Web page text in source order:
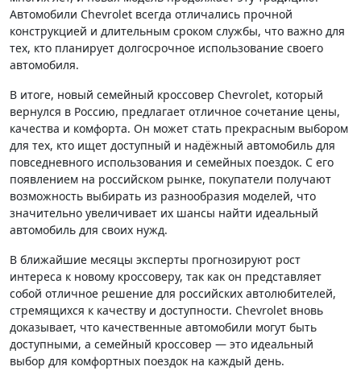
Автомобили Chevrolet всегда отличались прочной
конструкцией и длительным сроком службы, что важно для
тех, кто планирует долгосрочное использование своего
автомобиля.
В итоге, новый семейный кроссовер Chevrolet, который
вернулся в Россию, предлагает отличное сочетание цены,
качества и комфорта. Он может стать прекрасным выбором
для тех, кто ищет доступный и надёжный автомобиль для
повседневного использования и семейных поездок. С его
появлением на российском рынке, покупатели получают
возможность выбирать из разнообразия моделей, что
значительно увеличивает их шансы найти идеальный
автомобиль для своих нужд.
В ближайшие месяцы эксперты прогнозируют рост
интереса к новому кроссоверу, так как он представляет
собой отличное решение для российских автолюбителей,
стремящихся к качеству и доступности. Chevrolet вновь
доказывает, что качественные автомобили могут быть
доступными, а семейный кроссовер — это идеальный
выбор для комфортных поездок на каждый день.